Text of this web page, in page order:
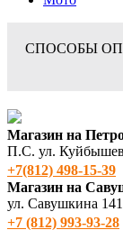
СПОСОБЫ
Магазин на
П.С. ул.
+7(812) 498‑15-39
Магазин на
ул. Савушкина
+7 (812) 993-93-28